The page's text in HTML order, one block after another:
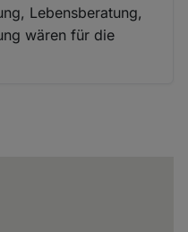
Lebensberatung,
wären für die